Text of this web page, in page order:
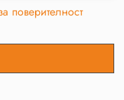
поверителност